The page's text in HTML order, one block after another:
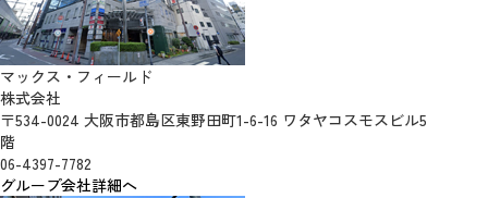
マックス・フィールド
株式会社
〒534-0024 大阪市都島区東野田町1-6-16 ワタヤコスモスビル5
階
06-4397-7782
グループ会社詳細へ